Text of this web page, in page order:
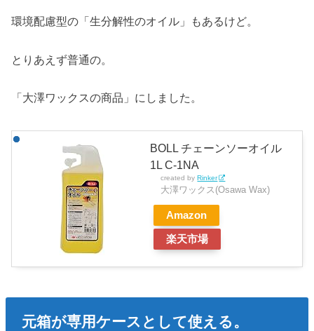
環境配慮型の「生分解性のオイル」もあるけど。
とりあえず普通の。
「大澤ワックスの商品」にしました。
BOLL チェーンソーオイル
1L C-1NA
created byRinker
大澤ワックス(Osawa Wax)
Amazon
楽天市場
元箱が専用ケースとして使える。